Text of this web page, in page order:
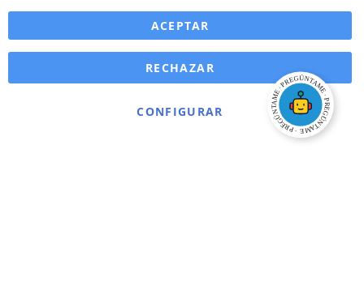
ACEPTAR
CONFIGURAR
RECHAZAR